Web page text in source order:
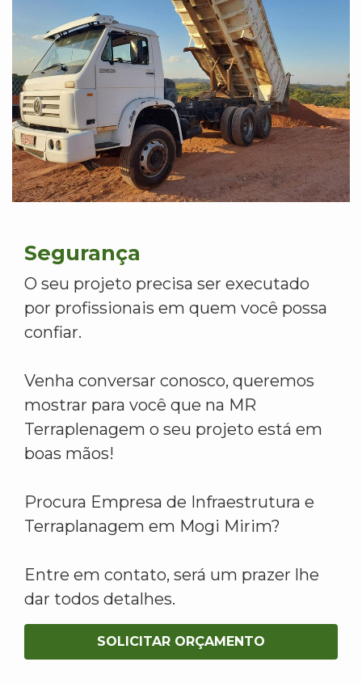
Segurança
O seu projeto precisa ser executado
por profissionais em quem você possa
confiar.
Venha conversar conosco, queremos
mostrar para você que na MR
Terraplenagem o seu projeto está em
boas mãos!
Procura Empresa de Infraestrutura e
Terraplanagem em Mogi Mirim?
Entre em contato, será um prazer lhe
dar todos detalhes.
SOLICITAR ORÇAMENTO